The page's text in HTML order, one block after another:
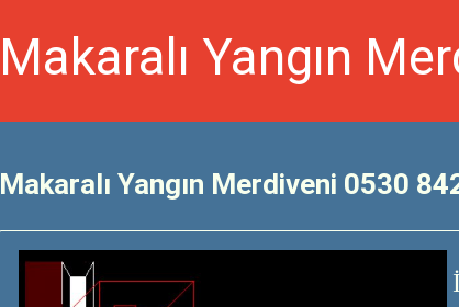
Makaralı Yangın
Makaralı Yangın Merdiveni 0530